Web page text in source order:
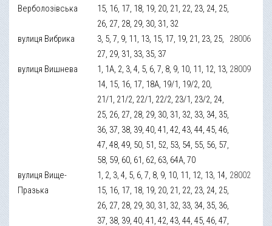
Верболозівська
15, 16, 17, 18, 19, 20, 21, 22, 23, 24, 25,
26, 27, 28, 29, 30, 31, 32
вулиця Вибрика
3, 5, 7, 9, 11, 13, 15, 17, 19, 21, 23, 25,
27, 29, 31, 33, 35, 37
28006
вулиця Вишнева
1, 1А, 2, 3, 4, 5, 6, 7, 8, 9, 10, 11, 12, 13,
14, 15, 16, 17, 18А, 19/1, 19/2, 20,
21/1, 21/2, 22/1, 22/2, 23/1, 23/2, 24,
25, 26, 27, 28, 29, 30, 31, 32, 33, 34, 35,
36, 37, 38, 39, 40, 41, 42, 43, 44, 45, 46,
47, 48, 49, 50, 51, 52, 53, 54, 55, 56, 57,
58, 59, 60, 61, 62, 63, 64А, 70
28009
вулиця Вище-
Празька
1, 2, 3, 4, 5, 6, 7, 8, 9, 10, 11, 12, 13, 14,
15, 16, 17, 18, 19, 20, 21, 22, 23, 24, 25,
26, 27, 28, 29, 30, 31, 32, 33, 34, 35, 36,
37, 38, 39, 40, 41, 42, 43, 44, 45, 46, 47,
28002